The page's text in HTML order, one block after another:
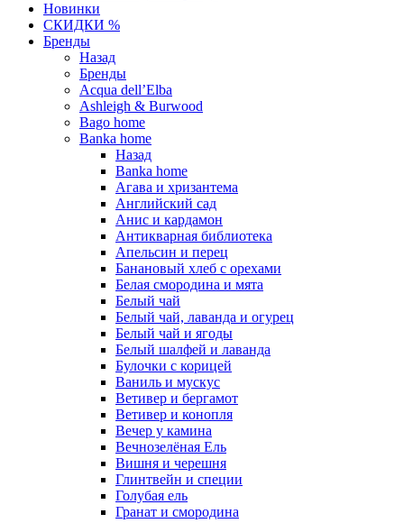
Новинки
СКИДКИ %
Бренды
Назад
Бренды
Acqua dell’Elba
Ashleigh & Burwood
Bago home
Banka home
Назад
Banka home
Агава и хризантема
Английский сад
Анис и кардамон
Антикварная библиотека
Апельсин и перец
Банановый хлеб с орехами
Белая смородина и мята
Белый чай
Белый чай, лаванда и огурец
Белый чай и ягоды
Белый шалфей и лаванда
Булочки с корицей
Ваниль и мускус
Ветивер и бергамот
Ветивер и конопля
Вечер у камина
Вечнозелёная Ель
Вишня и черешня
Глинтвейн и специи
Голубая ель
Гранат и смородина